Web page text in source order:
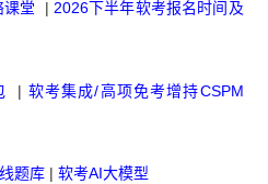
课堂 | 2026下半年软考报名时间及
| 软考集成/高项免考增持CSPM
题库 |软考AI大模型